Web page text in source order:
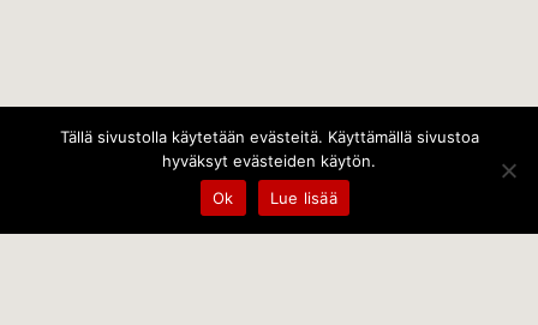
Tällä sivustolla käytetään evästeitä. Käyttämällä sivustoa
hyväksyt evästeiden käytön.
Ok
Lue lisää